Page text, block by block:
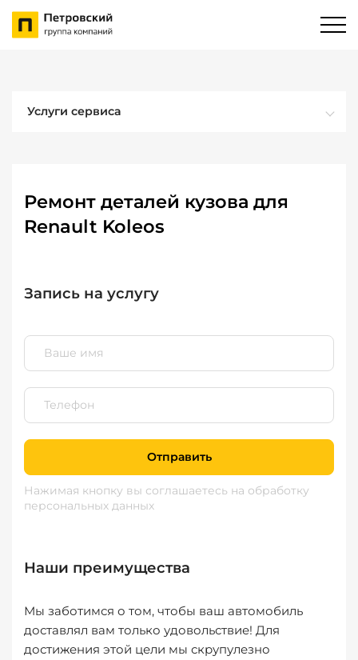
Услуги сервиса
Ремонт деталей кузова для
Renault Koleos
Запись на услугу
Отправить
Нажимая кнопку вы соглашаетесь на обработку
персональных данных
Наши преимущества
Мы заботимся о том, чтобы ваш автомобиль
доставлял вам только удовольствие! Для
достижения этой цели мы скрупулезно